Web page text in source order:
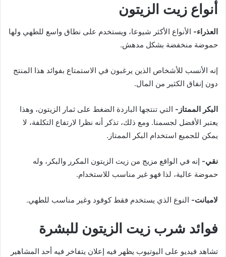
أنواع زيت الزيتون
العذراء- الأنواع الأكثر شيوعا، ويستخدم على نطاق واسع للطهي ولها
حموضة منخفضة بشكل مدهش.
إنه الأنسب للأشخاص الذين يرغبون في الاستمتاع بفوائد هذا المنتج
دون إنفاق الكثير من المال.
البكر الممتاز- التي تنتجها الباردة الضغط على ثمار الزيتون، وهذا
يعتبر الأفضل لجسمنا. ومع ذلك، تذكر أنه نظرا لارتفاع التكلفة، لا
يمكن للجميع استخدام البكر الممتاز.
نقي- إنه في الواقع مزيج من زيت الزيتون المكرر والبكر، وله
حموضة عالية، لذا فهو غير مناسب للاستخدام.
لامبانت- النوع الذي يستخدم فقط كوقود وغير مناسب للطهي.
فوائد شرب زيت الزيتون للبشرة
تشاهد فيديو على اليوتيوب يظهر فيه إعلان يتفاخر فيه أحد المشاهير